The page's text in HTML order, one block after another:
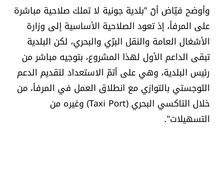
وأوضح فيّاض أنّ "بلدية جونية لا تملك صلاحية مباشرة
على المرفأ، إذ تعود الصلاحية الأساسية إلى وزارة
الأشغال العامة والنقل البرّي والبحري، لكن البلدية
تبقى الداعم الأول لهذا المشروع، بتوجيه مباشر من
رئيس البلدية، وهي على أتمّ الاستعداد لتقديم الدعم
اللوجستي بالتوازي مع انطلاق العمل في المرفأ، من
خلال التاكسي البحري (Taxi Port) وغيره من
التسهيلات".